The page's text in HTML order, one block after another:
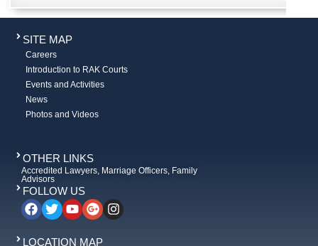
SITE MAP
Careers
Introduction to RAK Courts
Events and Activities
News
Photos and Videos
OTHER LINKS
Accredited Lawyers, Marriage Officers, Family
Advisors
FOLLOW US
LOCATION MAP